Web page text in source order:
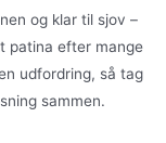
og klar til sjov –
patina efter mange
udfordring, så tag
sammen.